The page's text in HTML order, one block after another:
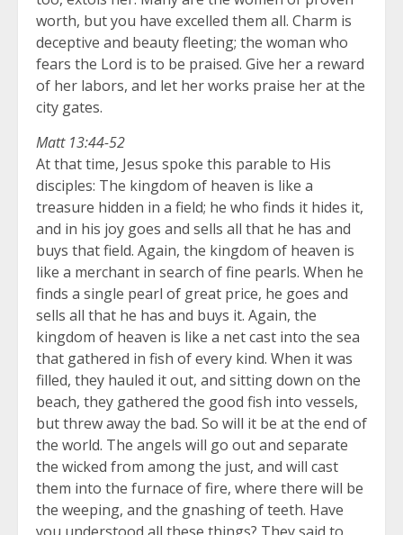
worth, but you have excelled them all. Charm is
deceptive and beauty fleeting; the woman who
fears the Lord is to be praised. Give her a reward
of her labors, and let her works praise her at the
city gates.
Matt 13:44-52
At that time, Jesus spoke this parable to His
disciples: The kingdom of heaven is like a
treasure hidden in a field; he who finds it hides it,
and in his joy goes and sells all that he has and
buys that field. Again, the kingdom of heaven is
like a merchant in search of fine pearls. When he
finds a single pearl of great price, he goes and
sells all that he has and buys it. Again, the
kingdom of heaven is like a net cast into the sea
that gathered in fish of every kind. When it was
filled, they hauled it out, and sitting down on the
beach, they gathered the good fish into vessels,
but threw away the bad. So will it be at the end of
the world. The angels will go out and separate
the wicked from among the just, and will cast
them into the furnace of fire, where there will be
the weeping, and the gnashing of teeth. Have